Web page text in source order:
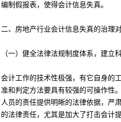
编制假报表，使得会计信息失真。
二、房地产行业会计信息失真的治理
（一）健全法律法规制度体系，建立
会计工作的技术性极强，有它自身的
准和判定方法要具有较强的可操作性
人员的责任提供明晰的法律依据，严
的法律责任，尤其是加大了打击会计